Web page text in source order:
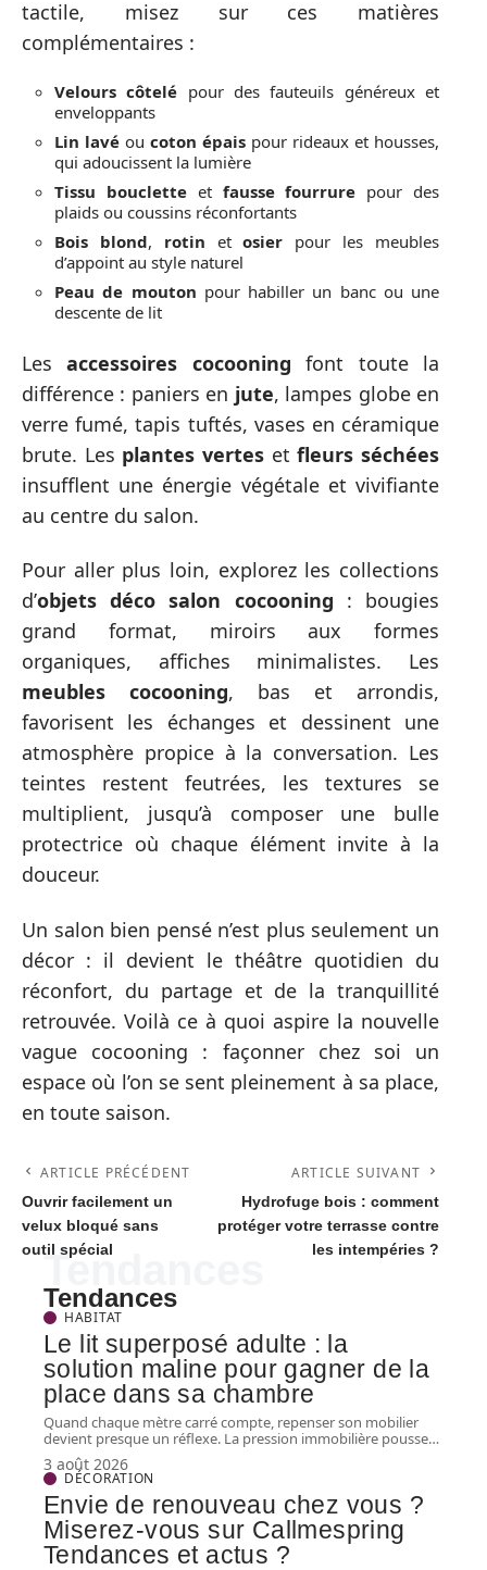
tactile, misez sur ces matières
complémentaires :
Velours côtelé pour des fauteuils généreux et
enveloppants
Lin lavé ou coton épais pour rideaux et housses,
qui adoucissent la lumière
Tissu boucletteet fausse fourrure pour des
plaids ou coussins réconfortants
Bois blond, rotin etosier pour les meubles
d’appoint au style naturel
Peau de mouton pour habiller un banc ou une
descente de lit
Lesaccessoires cocooning font toute la
différence : paniers en jute, lampes globe en
verre fumé, tapis tuftés, vases en céramique
brute. Les plantes vertes etfleurs séchées
insufflent une énergie végétale et vivifiante
au centre du salon.
Pour aller plus loin, explorez les collections
d’objets déco salon cocooning : bougies
grand format, miroirs aux formes
organiques, affiches minimalistes. Les
meubles cocooning, bas et arrondis,
favorisent les échanges et dessinent une
atmosphère propice à la conversation. Les
teintes restent feutrées, les textures se
multiplient, jusqu’à composer une bulle
protectrice où chaque élément invite à la
douceur.
Un salon bien pensé n’est plus seulement un
décor : il devient le théâtre quotidien du
réconfort, du partage et de la tranquillité
retrouvée. Voilà ce à quoi aspire la nouvelle
vague cocooning : façonner chez soi un
espace où l’on se sent pleinement à sa place,
en toute saison.
ARTICLE PRÉCÉDENT
Ouvrir facilement un
velux bloqué sans
outil spécial
ARTICLE SUIVANT
Hydrofuge bois : comment
protéger votre terrasse contre
les intempéries ?
Tendances
Tendances
HABITAT
Le lit superposé adulte : la
solution maline pour gagner de la
place dans sa chambre
Quand chaque mètre carré compte, repenser son mobilier
devient presque un réflexe. La pression immobilière pousse…
3 août 2026
DÉCORATION
Envie de renouveau chez vous ?
Miserez-vous sur Callmespring
Tendances et actus ?